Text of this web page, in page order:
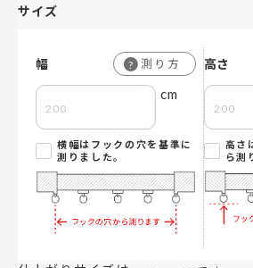
サイズ
幅 ? 測り方
cm
横幅はフックの穴を基準に
測りました。
高さ
高さ
ら測